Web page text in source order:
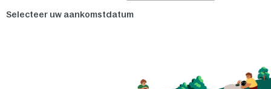
Selecteer uw aankomstdatum